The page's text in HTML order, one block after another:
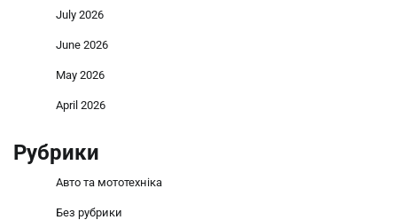
July 2026
June 2026
May 2026
April 2026
Рубрики
Авто та мототехніка
Без рубрики